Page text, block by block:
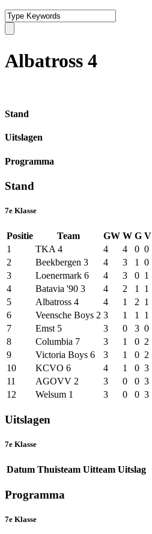
Albatross 4
Stand
Uitslagen
Programma
Stand
7e Klasse
Positie Team GW W G V
1
TKA 4 4 4 0 0
2
Beekbergen 3 4 3 1 0
3
Loenermark 6 4 3 0 1
4
Batavia '90 3 4 2 1 1
5
Albatross 4 4 1 2 1
6
Veensche Boys 2 3 1 1 1
7
Emst 5 3 0 3 0
8
Columbia 7 3 1 0 2
9
Victoria Boys 6 3 1 0 2
10
KCVO 6 4 1 0 3
11
AGOVV 2 3 0 0 3
12
Welsum 1 3 0 0 3
Uitslagen
7e Klasse
Datum Thuisteam Uitteam Uitslag
Programma
7e Klasse